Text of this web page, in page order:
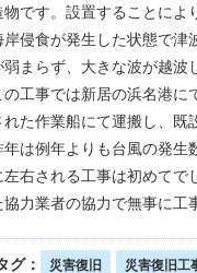
物です。設置することに
岸侵食が発生した状態で津
弱まらず、大きな波が越
の工事では新居の浜名港
れた作業船にて運搬し、
年は例年よりも台風の発生
左右される工事は初めてで
協力業者の協力で無事に工
グ： 災害復旧 災害復旧工